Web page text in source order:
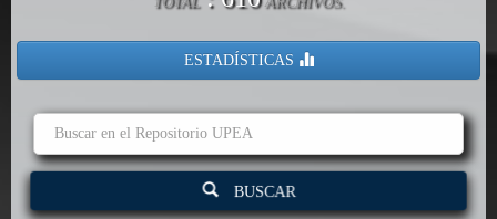
ESTADÍSTICAS
BUSCAR